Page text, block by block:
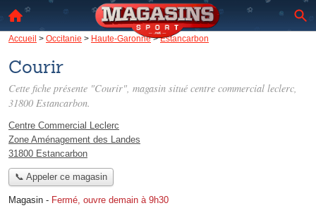
Accueil > Occitanie > Haute-Garonne>Estancarbon
Courir
Cette fiche présente "Courir", magasin situé centre commercial leclerc,
31800 Estancarbon.
Centre Commercial Leclerc
Zone Aménagement des Landes
31800 Estancarbon
📞 Appeler ce magasin
Magasin - Fermé, ouvre demain à 9h30